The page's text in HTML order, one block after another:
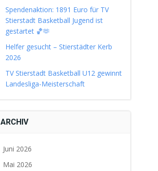
Spendenaktion: 1891 Euro für TV
Stierstadt Basketball Jugend ist
gestartet 🏀🫶
Helfer gesucht – Stierstädter Kerb
2026
TV Stierstadt Basketball U12 gewinnt
Landesliga-Meisterschaft
ARCHIV
Juni 2026
Mai 2026